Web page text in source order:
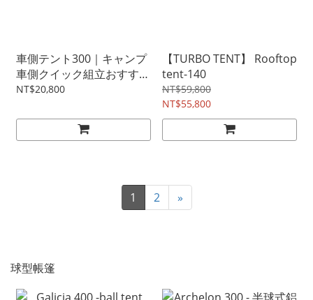
車側テント300｜キャンプ
車側クイック組立おすすめ
モデル - Turbo Tent
NT$20,800
【TURBO TENT】 Rooftop
tent-140
NT$59,800
NT$55,800
1 2 »
球型帳篷